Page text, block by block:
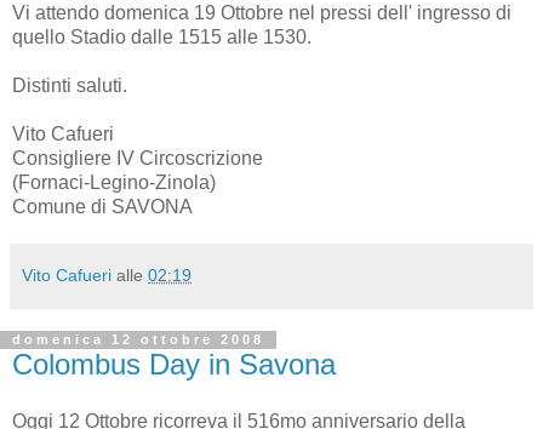
Vi attendo domenica 19 Ottobre nel pressi dell' ingresso di
quello Stadio dalle 1515 alle 1530.
Distinti saluti.
Vito Cafueri
Consigliere IV Circoscrizione
(Fornaci-Legino-Zinola)
Comune di SAVONA
Vito Cafueri alle 02:19
domenica 12 ottobre 2008
Colombus Day in Savona
Oggi 12 Ottobre ricorreva il 516mo anniversario della